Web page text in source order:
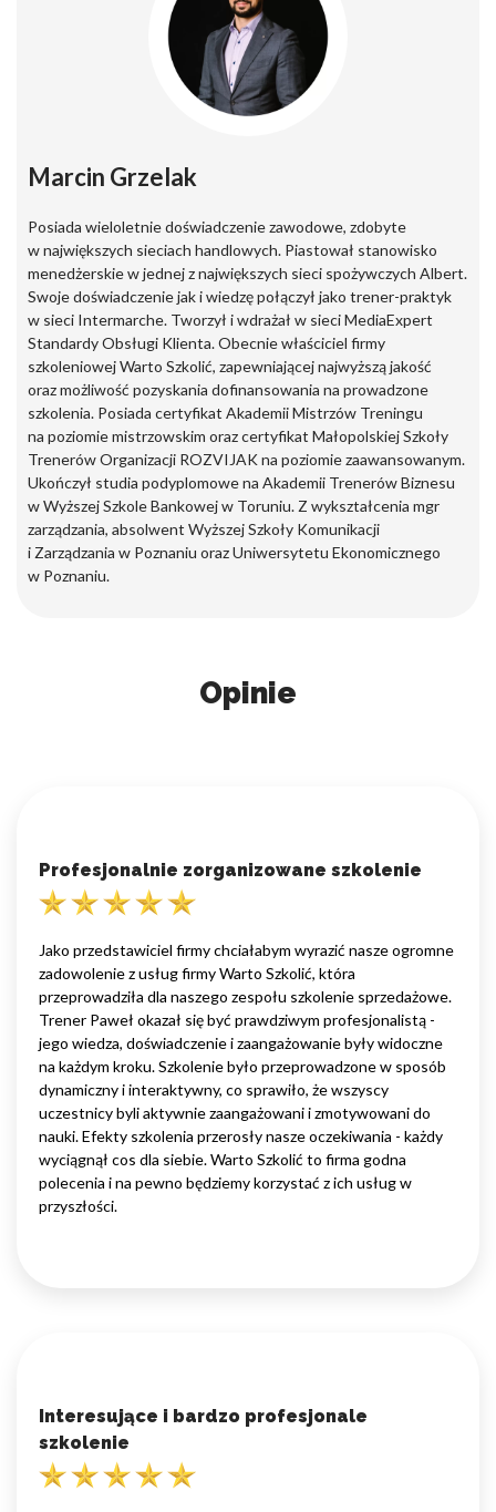
Marcin Grzelak
Posiada wieloletnie doświadczenie zawodowe, zdobyte
w największych sieciach handlowych. Piastował stanowisko
menedżerskie w jednej z największych sieci spożywczych Albert.
Swoje doświadczenie jak i wiedzę połączył jako trener-praktyk
w sieci Intermarche. Tworzył i wdrażał w sieci MediaExpert
Standardy Obsługi Klienta. Obecnie właściciel firmy
szkoleniowej Warto Szkolić, zapewniającej najwyższą jakość
oraz możliwość pozyskania dofinansowania na prowadzone
szkolenia. Posiada certyfikat Akademii Mistrzów Treningu
na poziomie mistrzowskim oraz certyfikat Małopolskiej Szkoły
Trenerów Organizacji ROZVIJAK na poziomie zaawansowanym.
Ukończył studia podyplomowe na Akademii Trenerów Biznesu
w Wyższej Szkole Bankowej w Toruniu. Z wykształcenia mgr
zarządzania, absolwent Wyższej Szkoły Komunikacji
i Zarządzania w Poznaniu oraz Uniwersytetu Ekonomicznego
w Poznaniu.
Opinie
Profesjonalnie zorganizowane szkolenie
Jako przedstawiciel firmy chciałabym wyrazić nasze ogromne
zadowolenie z usług firmy Warto Szkolić, która
przeprowadziła dla naszego zespołu szkolenie sprzedażowe.
Trener Paweł okazał się być prawdziwym profesjonalistą -
jego wiedza, doświadczenie i zaangażowanie były widoczne
na każdym kroku. Szkolenie było przeprowadzone w sposób
dynamiczny i interaktywny, co sprawiło, że wszyscy
uczestnicy byli aktywnie zaangażowani i zmotywowani do
nauki. Efekty szkolenia przerosły nasze oczekiwania - każdy
wyciągnął cos dla siebie. Warto Szkolić to firma godna
polecenia i na pewno będziemy korzystać z ich usług w
przyszłości.
Interesujące i bardzo profesjonale
szkolenie